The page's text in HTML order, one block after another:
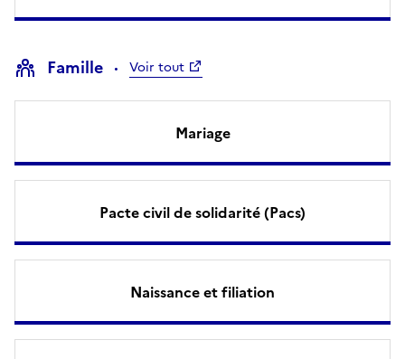
Famille Voir tout
Mariage
Pacte civil de solidarité (Pacs)
Naissance et filiation